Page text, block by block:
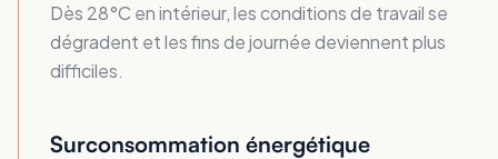
Dès 28°C en intérieur, les conditions de travail se
dégradent et les fins de journée deviennent plus
difficiles.
Surconsommation énergétique